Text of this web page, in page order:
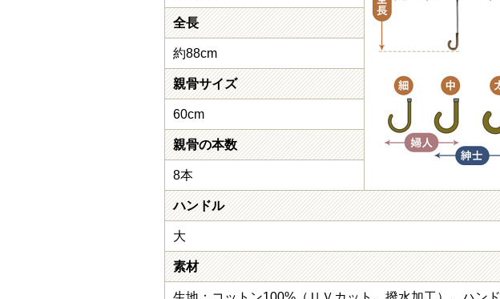
全長
約88cm
親骨サイズ
60cm
親骨の本数
8本
ハンドル
大
素材